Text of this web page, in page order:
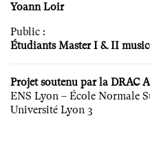
Yoann Loir
Public :
Étudiants Master I & II
Projet soutenu par la DRAC
ENS Lyon – École Normale
Université Lyon 3